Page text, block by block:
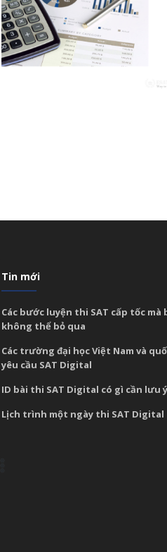
Tin mới
Các bước luyện thi SAT cấp tốc mà
không thể bỏ qua
Các trường đại học Việt Nam và
yêu cầu SAT Digital
ID bài thi SAT Digital có gì cần lưu
Lịch trình một ngày thi SAT Digital